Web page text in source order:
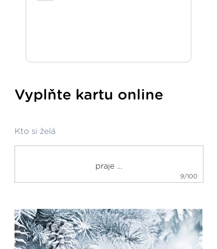
Vyplňte kartu online
Kto si želá
9/100